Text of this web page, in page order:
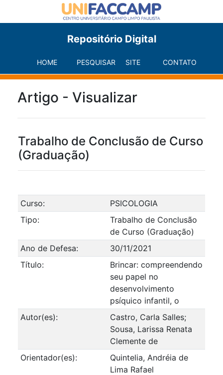
Repositório Digital
HOME PESQUISAR SITE CONTATO
Artigo - Visualizar
Trabalho de Conclusão de Curso
(Graduação)
Curso:
PSICOLOGIA
Tipo:
Trabalho de Conclusão
de Curso (Graduação)
Ano de Defesa:
30/11/2021
Título:
Brincar: compreendendo
seu papel no
desenvolvimento
psíquico infantil, o
Autor(es):
Castro, Carla Salles;
Sousa, Larissa Renata
Clemente de
Orientador(es):
Quintelia, Andréia de
Lima Rafael